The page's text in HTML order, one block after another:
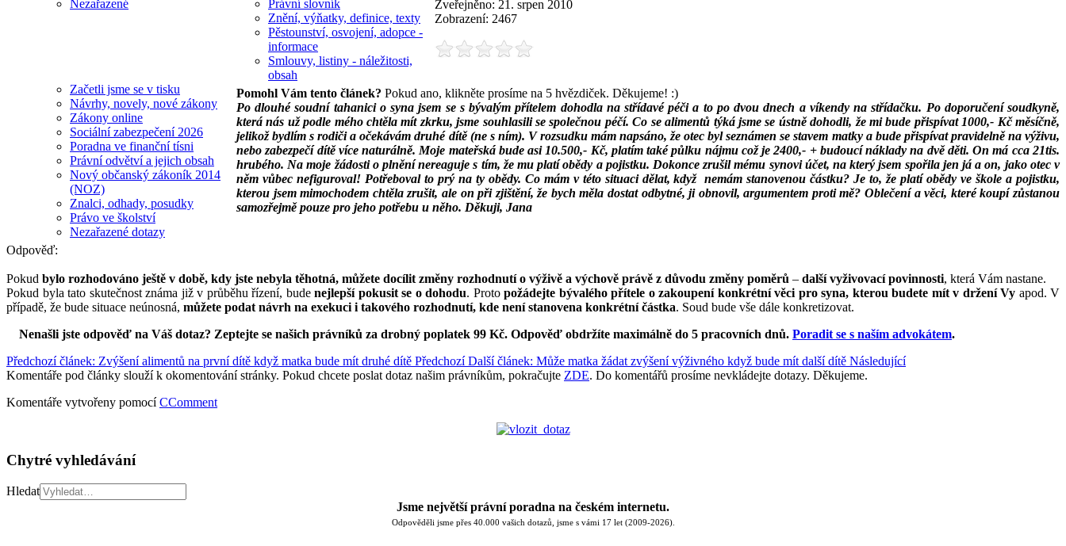
Nezařazené
Právní slovník
Znění, výňatky, definice, texty
Pěstounství, osvojení, adopce -
informace
Smlouvy, listiny - náležitosti,
obsah
Začetli jsme se v tisku
Návrhy, novely, nové zákony
Zákony online
Sociální zabezpečení 2026
Poradna ve finanční tísni
Právní odvětví a jejich obsah
Nový občanský zákoník 2014
(NOZ)
Znalci, odhady, posudky
Právo ve školství
Nezařazené dotazy
Zveřejněno: 21. srpen 2010
Zobrazení: 2467
Pomohl Vám tento článek? Pokud ano, klikněte prosíme na 5 hvězdiček. Děkujeme! :)
Po dlouhé soudní tahanici o syna jsem se s bývalým přítelem dohodla na střídavé péči a to po dvou dnech a víkendy na střídačku. Po doporučení soudkyně,
která nás už podle mého chtěla mít zkrku, jsme souhlasili se společnou péčí. Co se alimentů týká jsme se ústně dohodli, že mi bude přispívat 1000,- Kč měsíčně,
jelikož bydlím s rodiči a očekávám druhé dítě (ne s ním). V rozsudku mám napsáno, že otec byl seznámen se stavem matky a bude přispívat pravidelně na výživu,
nebo zabezpečí dítě více naturálně. Moje mateřská bude asi 10.500,- Kč, platím také půlku nájmu což je 2400,- + budoucí náklady na dvě děti. On má cca 21tis.
hrubého. Na moje žádosti o plnění nereaguje s tím, že mu platí obědy a pojistku. Dokonce zrušil mému synovi účet, na který jsem spořila jen já a on, jako otec v
něm vůbec nefiguroval! Potřeboval to prý na ty obědy. Co mám v této situaci dělat, když nemám stanovenou částku? Je to, že platí obědy ve škole a pojistku,
kterou jsem mimochodem chtěla zrušit, ale on při zjištění, že bych měla dostat odbytné, ji obnovil, argumentem proti mě? Oblečení a věci, které koupí zůstanou
samozřejmě pouze pro jeho potřebu u něho. Děkuji, Jana
Odpověď:
Pokud bylo rozhodováno ještě v době, kdy jste nebyla těhotná, můžete docílit změny rozhodnutí o výživě a výchově právě z důvodu změny poměrů – další vyživovací povinnosti, která Vám nastane.
Pokud byla tato skutečnost známa již v průběhu řízení, bude nejlepší pokusit se o dohodu. Proto požádejte bývalého přítele o zakoupení konkrétní věci pro syna, kterou budete mít v držení Vy apod. V
případě, že bude situace neúnosná, můžete podat návrh na exekuci i takového rozhodnutí, kde není stanovena konkrétní částka. Soud bude vše dále konkretizovat.
Nenašli jste odpověď na Váš dotaz? Zeptejte se našich právníků za drobný poplatek 99 Kč. Odpověď obdržíte maximálně do 5 pracovních dnů. Poradit se s naším advokátem.
Předchozí článek: Zvýšení alimentů na první dítě když matka bude mít druhé dítě Předchozí Další článek: Může matka žádat zvýšení výživného když bude mít další dítě Následující
Komentáře pod články slouží k okomentování stránky. Pokud chcete poslat dotaz našim právníkům, pokračujte ZDE. Do komentářů prosíme nevkládejte dotazy. Děkujeme.
Komentáře vytvořeny pomocíCComment
Chytré vyhledávání
Hledat
Jsme největší právní poradna na českém internetu.
Odpověděli jsme přes 40.000 vašich dotazů, jsme s vámi 17 let (2009-2026).